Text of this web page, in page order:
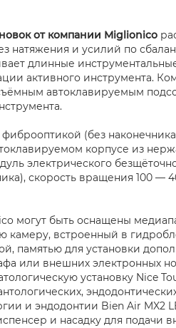
от компании Miglionico
и усилий по
длинные
активного инструмента.
автоклавируемым
(без
корпусе из
электрического
скорость вращения 100 —
могут быть оснащены
встроенный в
памятью для установки
или внешних электронных
установку Nice
и эндодонтии Bien Air MX2
и насадку для подачи